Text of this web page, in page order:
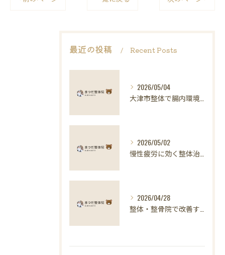
最近の投稿 Recent Posts
2026/05/04
2026/05/02
2026/04/28